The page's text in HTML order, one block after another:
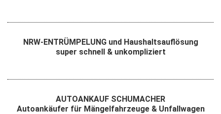
NRW-ENTRÜMPELUNG und Haushaltsauflösung
super schnell & unkompliziert
AUTOANKAUF SCHUMACHER
Autoankäufer für Mängelfahrzeuge & Unfallwagen